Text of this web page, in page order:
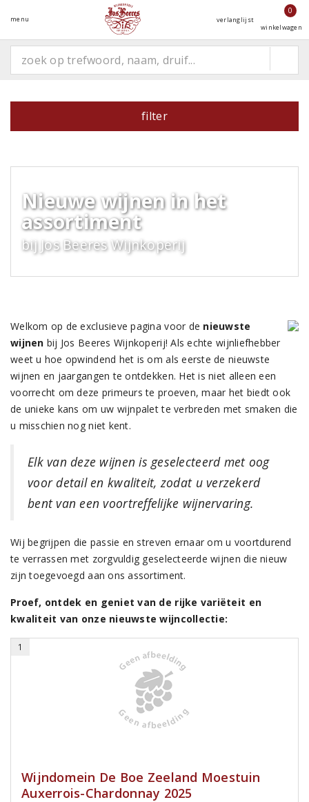
menu verlanglijst
0
winkelwagen
filter
Nieuwe wijnen in het
assortiment
bij Jos Beeres Wijnkoperij
Welkom op de exclusieve pagina voor de nieuwste
wijnen bij Jos Beeres Wijnkoperij! Als echte wijnliefhebber
weet u hoe opwindend het is om als eerste de nieuwste
wijnen en jaargangen te ontdekken. Het is niet alleen een
voorrecht om deze primeurs te proeven, maar het biedt ook
de unieke kans om uw wijnpalet te verbreden met smaken die
u misschien nog niet kent.
Elk van deze wijnen is geselecteerd met oog
voor detail en kwaliteit, zodat u verzekerd
bent van een voortreffelijke wijnervaring.
Wij begrijpen die passie en streven ernaar om u voortdurend
te verrassen met zorgvuldig geselecteerde wijnen die nieuw
zijn toegevoegd aan ons assortiment.
Proef, ontdek en geniet van de rijke variëteit en
kwaliteit van onze nieuwste wijncollectie:
1
Wijndomein De Boe Zeeland Moestuin
Auxerrois-Chardonnay 2025